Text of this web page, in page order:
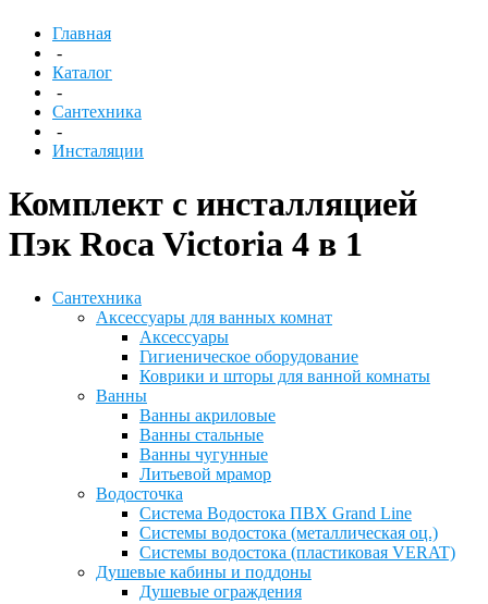
Главная
-
Каталог
-
Сантехника
-
Инсталяции
Комплект с инсталляцией
Пэк Roca Victoria 4 в 1
Сантехника
Аксессуары для ванных комнат
Аксессуары
Гигиеническое оборудование
Коврики и шторы для ванной комнаты
Ванны
Ванны акриловые
Ванны стальные
Ванны чугунные
Литьевой мрамор
Водосточка
Система Водостока ПВХ Grand Line
Системы водостока (металлическая оц.)
Системы водостока (пластиковая VERAT)
Душевые кабины и поддоны
Душевые ограждения